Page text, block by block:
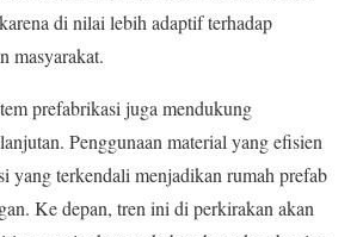
di nilai lebih adaptif terhadap
masyarakat.
prefabrikasi juga mendukung
Penggunaan material yang efisien
yang terkendali menjadikan rumah prefab
Ke depan, tren ini di perkirakan akan